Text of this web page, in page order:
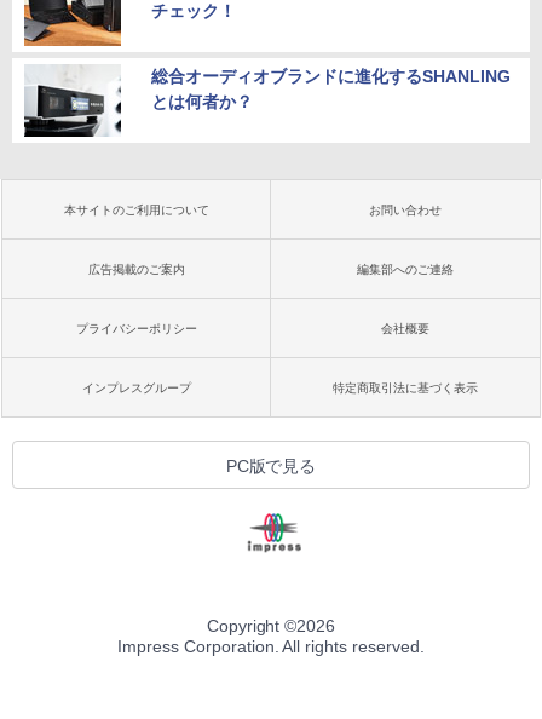
チェック！
総合オーディオブランドに進化するSHANLING
とは何者か？
本サイトのご利用について お問い合わせ
広告掲載のご案内 編集部へのご連絡
プライバシーポリシー 会社概要
インプレスグループ 特定商取引法に基づく表示
PC版で見る
Copyright ©2026
Impress Corporation. All rights reserved.